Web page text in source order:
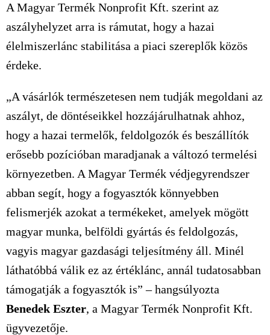
A Magyar Termék Nonprofit Kft. szerint az
aszályhelyzet arra is rámutat, hogy a hazai
élelmiszerlánc stabilitása a piaci szereplők közös
érdeke.
„A vásárlók természetesen nem tudják megoldani az
aszályt, de döntéseikkel hozzájárulhatnak ahhoz,
hogy a hazai termelők, feldolgozók és beszállítók
erősebb pozícióban maradjanak a változó termelési
környezetben. A Magyar Termék védjegyrendszer
abban segít, hogy a fogyasztók könnyebben
felismerjék azokat a termékeket, amelyek mögött
magyar munka, belföldi gyártás és feldolgozás,
vagyis magyar gazdasági teljesítmény áll. Minél
láthatóbbá válik ez az értéklánc, annál tudatosabban
támogatják a fogyasztók is” – hangsúlyozta
Benedek Eszter, a Magyar Termék Nonprofit Kft.
ügyvezetője.